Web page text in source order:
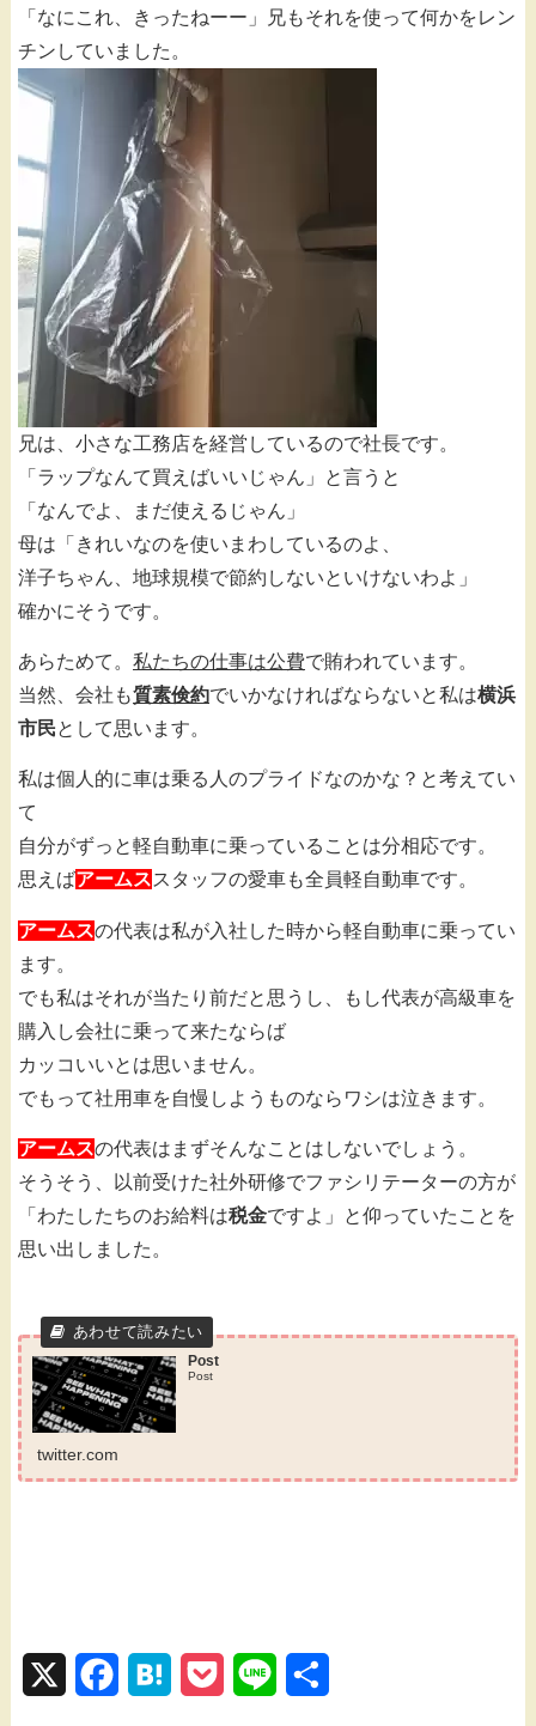
「なにこれ、きったねーー」兄もそれを使って何かをレン
チンしていました。
兄は、小さな工務店を経営しているので社長です。
「ラップなんて買えばいいじゃん」と言うと
「なんでよ、まだ使えるじゃん」
母は「きれいなのを使いまわしているのよ、
洋子ちゃん、地球規模で節約しないといけないわよ」
確かにそうです。
あらためて。 私たちの仕事は公費で賄われています。
当然、会社も質素倹約でいかなければならないと私は横浜
市民として思います。
私は個人的に車は乗る人のプライドなのかな？と考えてい
て
自分がずっと軽自動車に乗っていることは分相応です。
思えばアームススタッフの愛車も全員軽自動車です。
アームスの代表は私が入社した時から軽自動車に乗ってい
ます。
でも私はそれが当たり前だと思うし、もし代表が高級車を
購入し会社に乗って来たならば
カッコいいとは思いません。
でもって社用車を自慢しようものならワシは泣きます。
アームスの代表はまずそんなことはしないでしょう。
そうそう、以前受けた社外研修でファシリテーターの方が
「わたしたちのお給料は税金ですよ」と仰っていたことを
思い出しました。
Post
Post
twitter.com